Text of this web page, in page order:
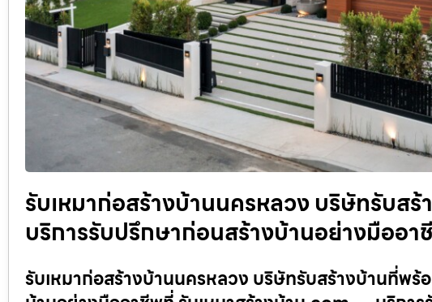
รับเหมาก่อสร้างบ้านนครหลวง บริษัทรับส
บริการรับปรึกษาก่อนสร้างบ้านอย่างมืออา
รับเหมาก่อสร้างบ้านนครหลวง บริษัทรับสร้างบ้านที่พร้